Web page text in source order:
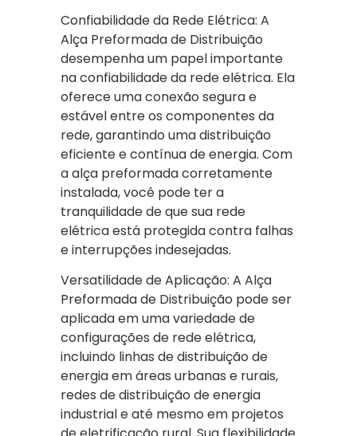
Confiabilidade da Rede Elétrica: A
Alça Preformada de Distribuição
desempenha um papel importante
na confiabilidade da rede elétrica. Ela
oferece uma conexão segura e
estável entre os componentes da
rede, garantindo uma distribuição
eficiente e contínua de energia. Com
a alça preformada corretamente
instalada, você pode ter a
tranquilidade de que sua rede
elétrica está protegida contra falhas
e interrupções indesejadas.
Versatilidade de Aplicação: A Alça
Preformada de Distribuição pode ser
aplicada em uma variedade de
configurações de rede elétrica,
incluindo linhas de distribuição de
energia em áreas urbanas e rurais,
redes de distribuição de energia
industrial e até mesmo em projetos